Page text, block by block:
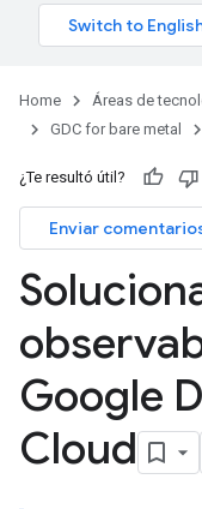
Home Áreas de
GDC for bare metal
¿Te resultó útil?
Enviar
Google
Cloud